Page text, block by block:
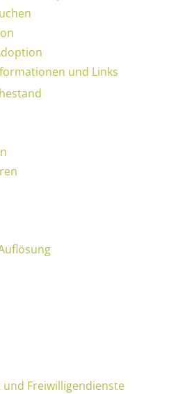
und Links
Freiwilligendienste